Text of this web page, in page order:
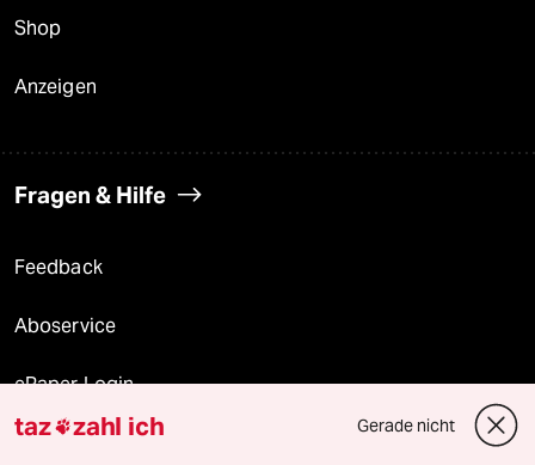
Shop
Anzeigen
Fragen & Hilfe
Feedback
Aboservice
ePaper Login
Downloads für Abonnierende
taz zahl ich Gerade nicht